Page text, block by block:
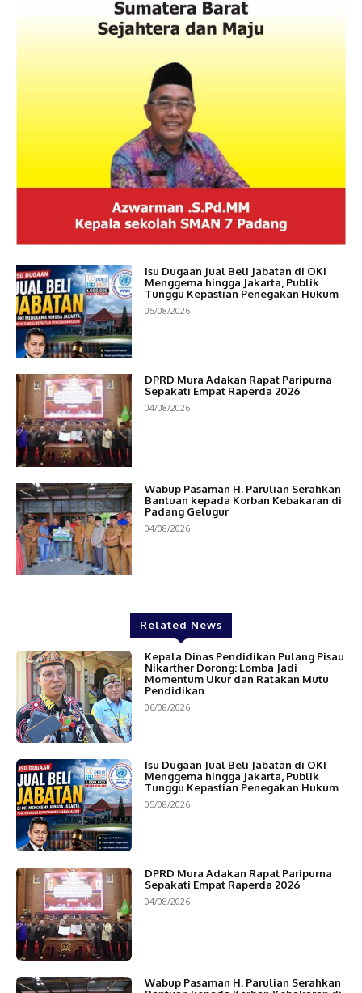
Isu Dugaan Jual Beli Jabatan di OKI
Menggema hingga Jakarta, Publik
Tunggu Kepastian Penegakan Hukum
05/08/2026
DPRD Mura Adakan Rapat Paripurna
Sepakati Empat Raperda 2026
04/08/2026
Wabup Pasaman H. Parulian Serahkan
Bantuan kepada Korban Kebakaran di
Padang Gelugur
04/08/2026
Related News
Kepala Dinas Pendidikan Pulang Pisau
Nikarther Dorong: Lomba Jadi
Momentum Ukur dan Ratakan Mutu
Pendidikan
06/08/2026
Isu Dugaan Jual Beli Jabatan di OKI
Menggema hingga Jakarta, Publik
Tunggu Kepastian Penegakan Hukum
05/08/2026
DPRD Mura Adakan Rapat Paripurna
Sepakati Empat Raperda 2026
04/08/2026
Wabup Pasaman H. Parulian Serahkan